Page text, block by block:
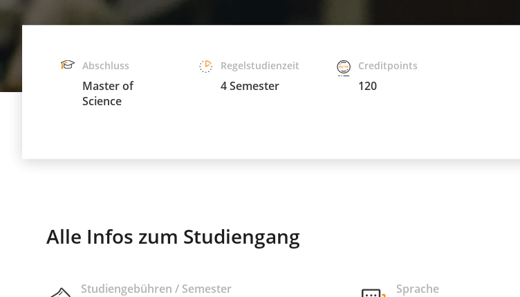
Abschluss
Master of
Science
Regelstudienzeit
4 Semester
Creditpoints
120
Alle Infos zum Studiengang
Studiengebühren / Semester
Sprache